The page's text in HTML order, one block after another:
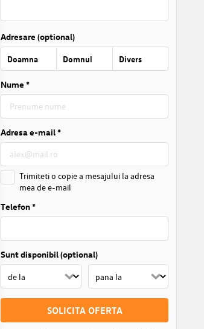
Adresare (optional)
Doamna Domnul Divers
Nume *
Adresa e-mail *
Trimiteti o copie a mesajului la adresa
mea de e-mail
Telefon *
Sunt disponibil (optional)
SOLICITA OFERTA